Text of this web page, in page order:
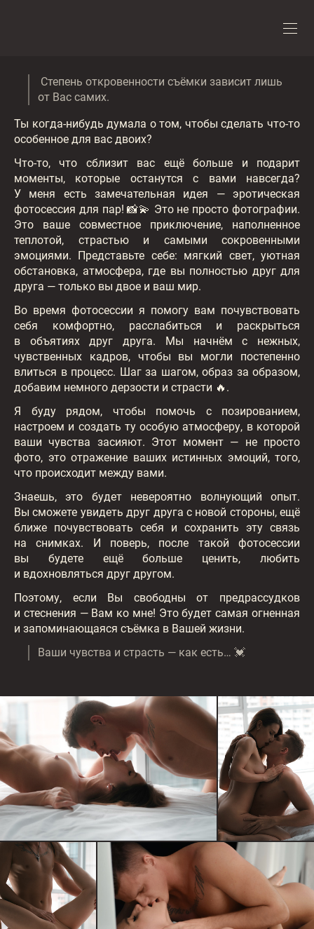
Степень откровенности съёмки зависит лишь
от Вас самих.
Ты когда-нибудь думала о том, чтобы сделать что-то
особенное для вас двоих?
Что-то, что сблизит вас ещё больше и подарит
моменты, которые останутся с вами навсегда?
У меня есть замечательная идея — эротическая
фотосессия для пар! 📸💫 Это не просто фотографии.
Это ваше совместное приключение, наполненное
теплотой, страстью и самыми сокровенными
эмоциями. Представьте себе: мягкий свет, уютная
обстановка, атмосфера, где вы полностью друг для
друга — только вы двое и ваш мир.
Во время фотосессии я помогу вам почувствовать
себя комфортно, расслабиться и раскрыться
в объятиях друг друга. Мы начнём с нежных,
чувственных кадров, чтобы вы могли постепенно
влиться в процесс. Шаг за шагом, образ за образом,
добавим немного дерзости и страсти 🔥.
Я буду рядом, чтобы помочь с позированием,
настроем и создать ту особую атмосферу, в которой
ваши чувства засияют. Этот момент — не просто
фото, это отражение ваших истинных эмоций, того,
что происходит между вами.
Знаешь, это будет невероятно волнующий опыт.
Вы сможете увидеть друг друга с новой стороны, ещё
ближе почувствовать себя и сохранить эту связь
на снимках. И поверь, после такой фотосессии
вы будете ещё больше ценить, любить
и вдохновляться друг другом.
Поэтому, если Вы свободны от предрассудков
и стеснения — Вам ко мне! Это будет самая огненная
и запоминающаяся съёмка в Вашей жизни.
Ваши чувства и страсть — как есть… 💓